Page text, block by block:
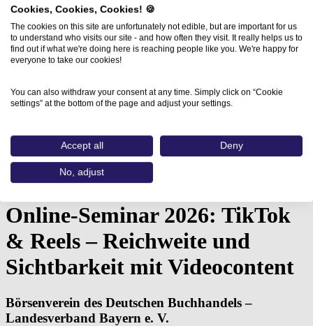
Home
Aus- und Weiterbildungen
Online-Seminar 2026: TikTok &…
Online-Seminar 2026: TikTok
& Reels – Reichweite und
Sichtbarkeit mit Videocontent
Börsenverein des Deutschen Buchhandels –
Landesverband Bayern e. V.
Cookies, Cookies, Cookies! 🍪
The cookies on this site are unfortunately not edible, but are important for us
to understand who visits our site - and how often they visit. It really helps us to
find out if what we're doing here is reaching people like you. We're happy for
everyone to take our cookies!
You can also withdraw your consent at any time. Simply click on “Cookie
settings” at the bottom of the page and adjust your settings.
Accept all Deny
No, adjust